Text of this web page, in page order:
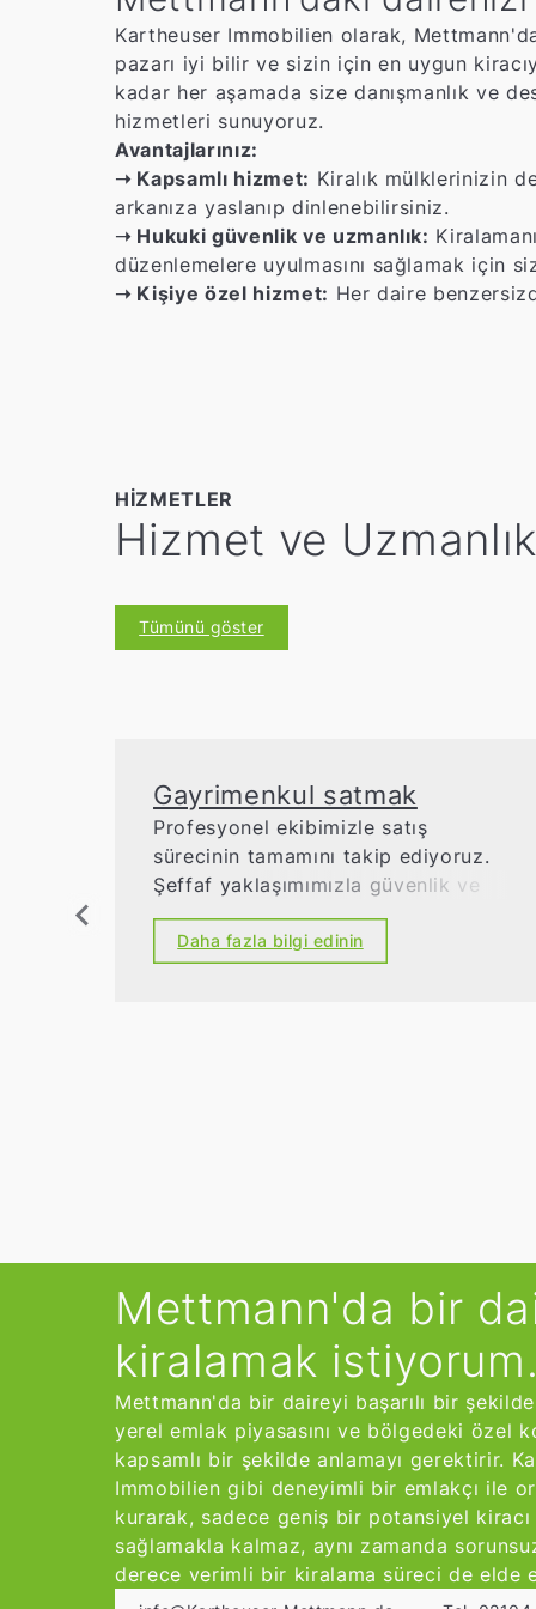
Kartheuser Immobilien olarak,
pazarı iyi bilir ve sizin için en uygun
kadar her aşamada size danışmanlık ve
hizmetleri sunuyoruz.
Avantajlarınız:
➝ Kapsamlı hizmet: Kiralık mülklerinizin
arkanıza yaslanıp dinlenebilirsiniz.
➝ Hukuki güvenlik ve uzmanlık:
düzenlemelere uyulmasını sağlamak için
➝ Kişiye özel hizmet: Her daire
HIZMETLER
Hizmet ve Uzmanlık
Tümünü göster
Gayrimenkul satmak
Profesyonel ekibimizle satış
sürecinin tamamını takip ediyoruz.
Şeffaf yaklaşımımızla güvenlik ve
başarıyı garanti ediyoruz.
Daha fazla bilgi edinin
Mettmann'da bir
kiralamak istiyorum.
Mettmann'da bir daireyi başarılı bir
yerel emlak piyasasını ve bölgedeki özel
kapsamlı bir şekilde anlamayı gerektirir.
Immobilien gibi deneyimli bir emlakçı ile
kurarak, sadece geniş bir potansiyel kiracı
sağlamakla kalmaz, aynı zamanda
derece verimli bir kiralama süreci de elde